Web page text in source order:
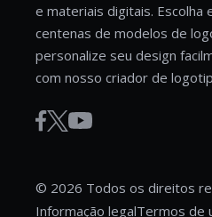
e materiais digitais. Escolha
centenas de modelos de
personalize seu design
com nosso criador de
© 2026 Todos os direitos
Informação legalTermos de